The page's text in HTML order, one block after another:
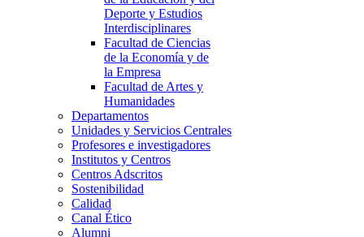
Deporte y Estudios
Interdisciplinares
Facultad de Ciencias
de la Economía y de
la Empresa
Facultad de Artes y
Humanidades
Departamentos
Unidades y Servicios Centrales
Profesores e investigadores
Institutos y Centros
Centros Adscritos
Sostenibilidad
Calidad
Canal Ético
Alumni